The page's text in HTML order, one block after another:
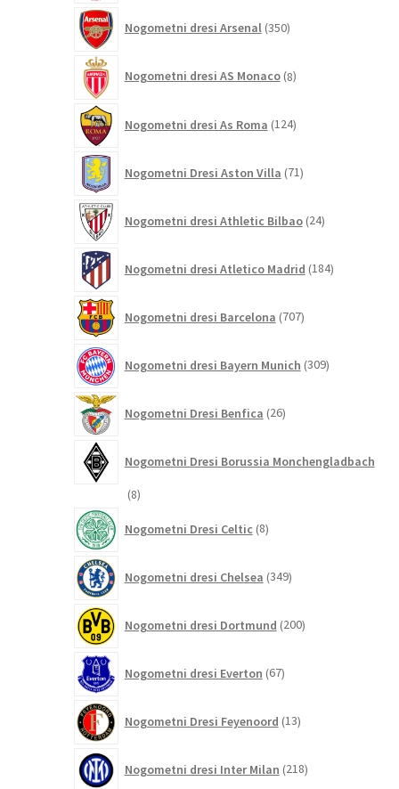
Nogometni dresi Arsenal 350izdelkov
Nogometni dresi AS Monaco 8izdelkov
Nogometni dresi As Roma 124izdelkov
Nogometni Dresi Aston Villa 71izdelkov
Nogometni dresi Athletic Bilbao 24izdelkov
Nogometni dresi Atletico Madrid 184izdelkov
Nogometni dresi Barcelona 707izdelkov
Nogometni dresi Bayern Munich 309izdelkov
Nogometni Dresi Benfica 26izdelkov
Nogometni Dresi Borussia Monchengladbach
88
Nogometni Dresi Celtic 8izdelkov
Nogometni dresi Chelsea 349izdelkov
Nogometni dresi Dortmund 200izdelkov
Nogometni dresi Everton 67izdelkov
Nogometni Dresi Feyenoord 13izdelkov
Nogometni dresi Inter Milan 218izdelkov